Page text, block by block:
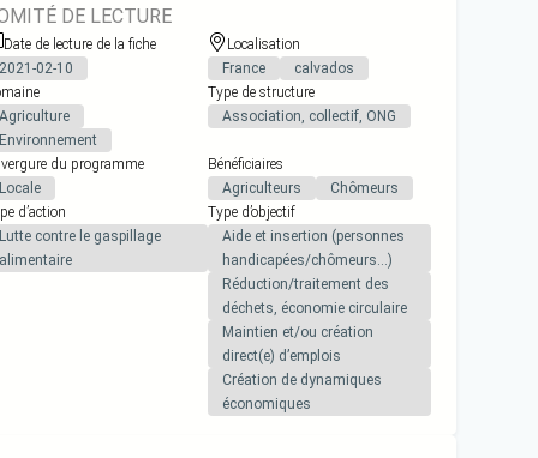
DE LECTURE
Date de lecture de la fiche
2021-02-10
Localisation
France
calvados
Agriculture
Environnement
Type de structure
Association, collectif, ONG
du programme
Locale
Bénéficiaires
Agriculteurs
Chômeurs
d’action
Lutte contre le gaspillage
alimentaire
Type d’objectif
Aide et insertion (personnes
handicapées/chômeurs…)
Réduction/traitement des
déchets, économie circulaire
Maintien et/ou création
direct(e) d’emplois
Création de dynamiques
économiques